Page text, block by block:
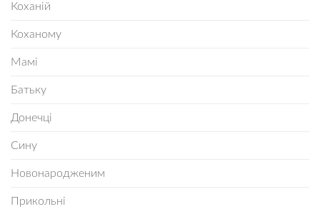
Коханій
Коханому
Мамі
Батьку
Донечці
Сину
Новонародженим
Прикольні